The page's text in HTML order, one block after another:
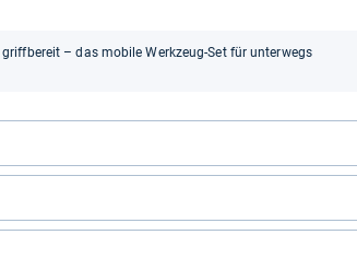
– das mobile Werk­zeug-​Set für unter­wegs